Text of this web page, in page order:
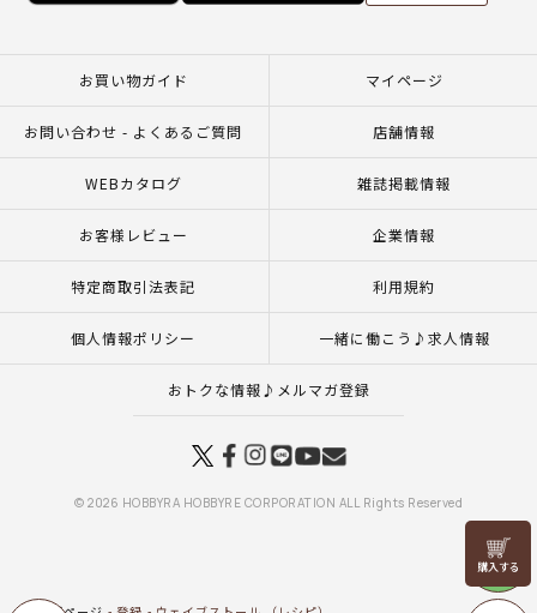
リリヤン
フェア
お買い物ガイド マイページ
お問い合わせ - よくあるご質問 店舗情報
WEBカタログ 雑誌掲載情報
お客様レビュー 企業情報
特定商取引法表記 利用規約
個人情報ポリシー 一緒に働こう♪求人情報
おトクな情報♪メルマガ登録
© 2026 HOBBYRA HOBBYRE CORPORATION ALL Rights Reserved